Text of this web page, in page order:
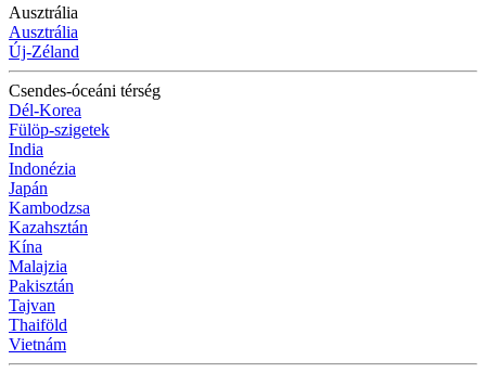
Ausztrália
Ausztrália
Új-Zéland
Csendes-óceáni térség
Dél-Korea
Fülöp-szigetek
India
Indonézia
Japán
Kambodzsa
Kazahsztán
Kína
Malajzia
Pakisztán
Tajvan
Thaiföld
Vietnám